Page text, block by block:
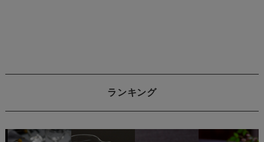
ランキング